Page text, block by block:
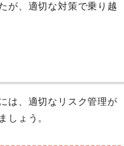
が、適切な対策で乗り越
は、適切なリスク管理が
しょう。